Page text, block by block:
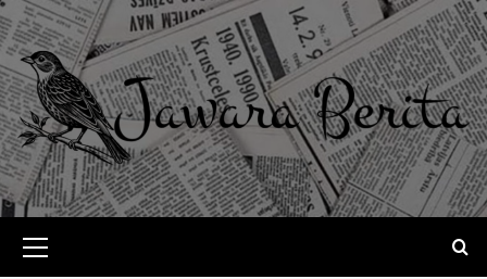
Skip
to
content
Menu